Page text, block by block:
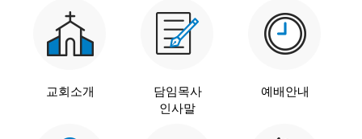
말씀과 찬양
주일설교
Hiel Worship
교회소개
담임목사
인사말
예배안내